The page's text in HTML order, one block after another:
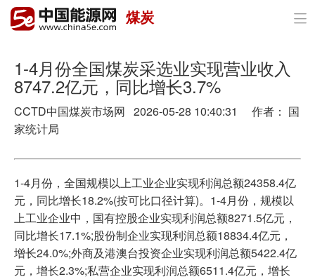
首页
政策与经济
油气
电力
新能源
节能环保
分布式能源
煤炭 
1-4月份全国煤炭采选业实现营业收入
8747.2亿元，同比增长3.7%
CCTD中国煤炭市场网 2026-05-28 10:40:31 作者： 国
家统计局
1-4月份，全国规模以上工业企业实现利润总额24358.4亿
元，同比增长18.2%(按可比口径计算)。1-4月份，规模以
上工业企业中，国有控股企业实现利润总额8271.5亿元，
同比增长17.1%;股份制企业实现利润总额18834.4亿元，
增长24.0%;外商及港澳台投资企业实现利润总额5422.4亿
元，增长2.3%;私营企业实现利润总额6511.4亿元，增长